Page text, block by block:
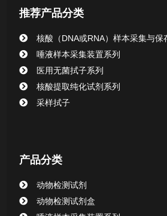
核酸提取或纯化试剂
清洁验证棉签系列
动物检测试剂
推荐产品分类
核酸（DNA或RNA）样本采集与保
唾液样本采集装置系列
医用无菌拭子系列
核酸提取纯化试剂系列
采样拭子
产品分类
动物检测试剂
动物检测试剂盒